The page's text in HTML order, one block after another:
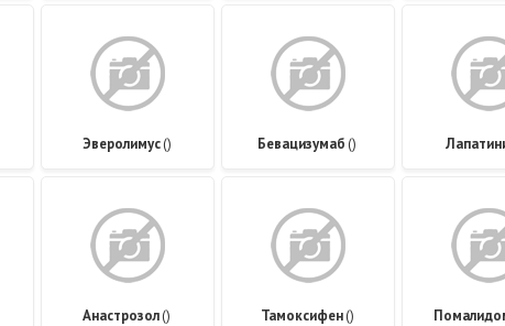
Эверолимус() Бевацизумаб ()
Анастрозол() Тамоксифен()